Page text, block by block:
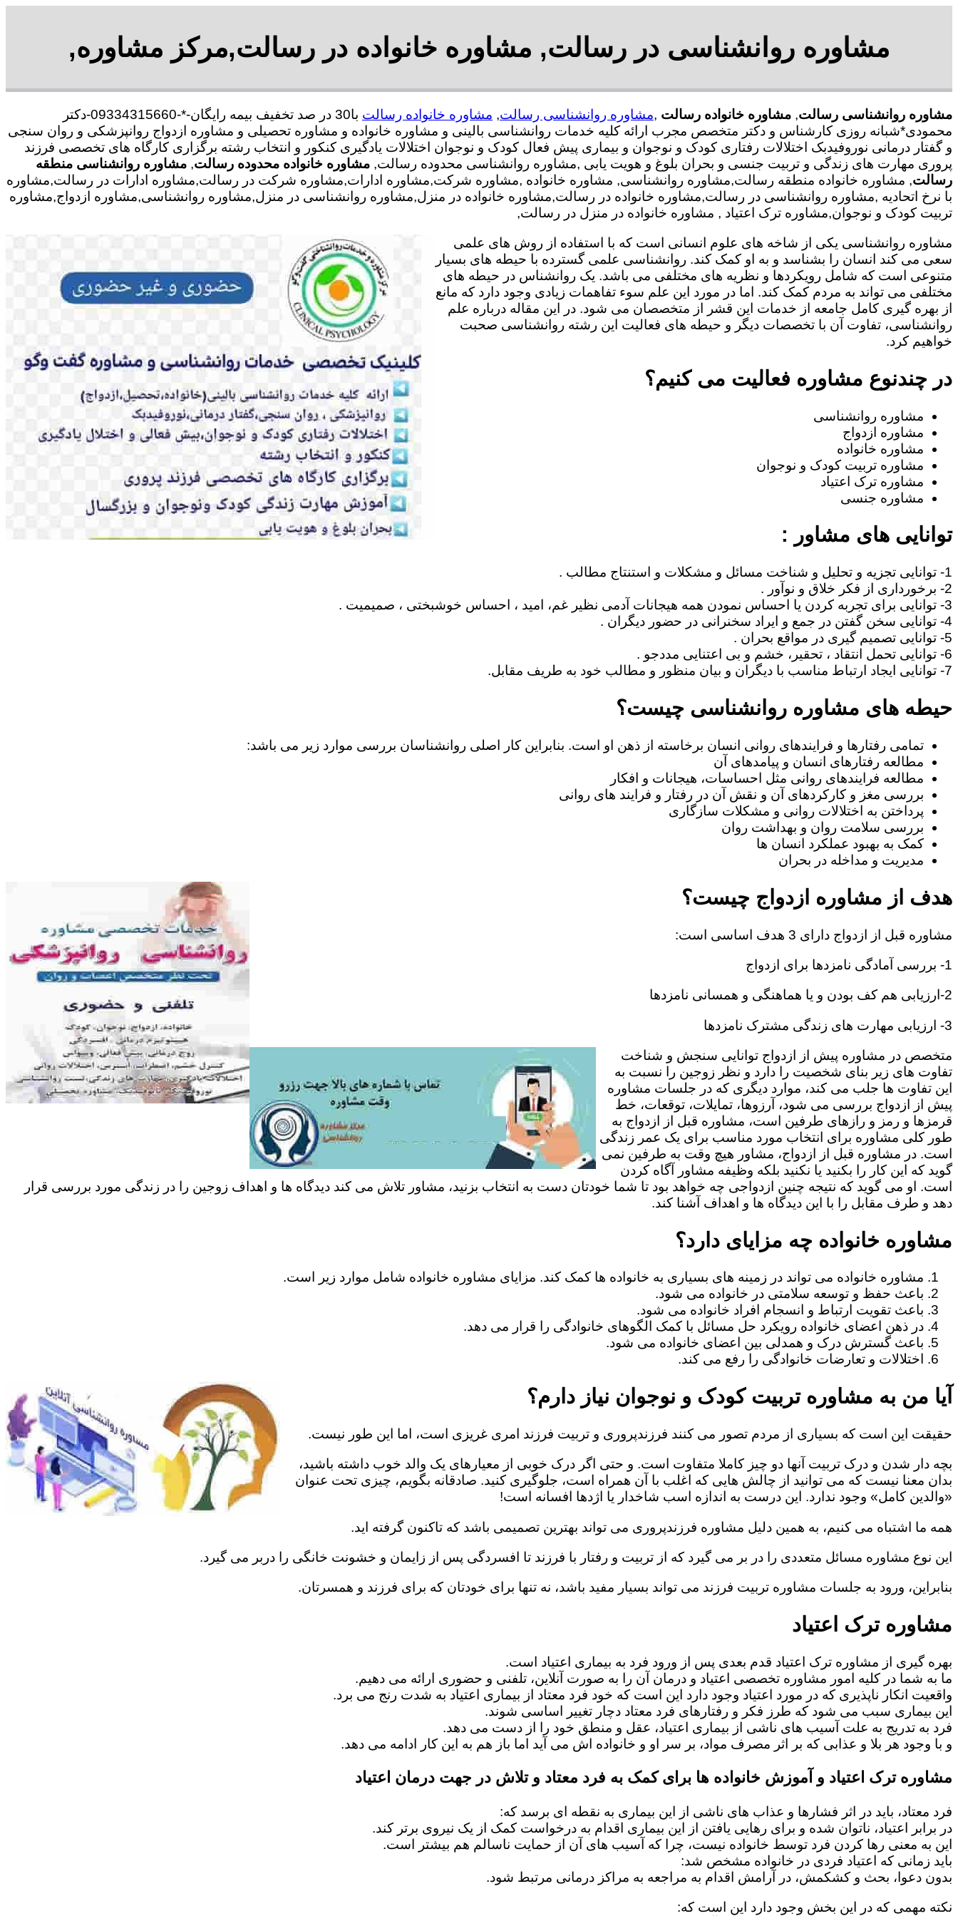
مشاوره روانشناسی در رسالت, مشاوره خانواده در رسالت,مرکز مشاوره,
مشاوره روانشناسی رسالت, مشاوره خانواده رسالت ,مشاوره روانشناسی رسالت, مشاوره خانواده رسالت
با30 در صد تخفیف بیمه رایگان-*-09334315660-دکتر
محمودی*شبانه روزی کارشناس و دکتر متخصص مجرب ارائه کلیه خدمات روانشناسی بالینی و مشاوره خانواده و مشاوره تحصیلی و مشاوره ازدواج روانپزشکی و روان سنجی
و گفتار درمانی نوروفیدبک اختلالات رفتاری کودک و نوجوان و بیماری پیش فعال کودک و نوجوان اختلالات یادگیری کنکور و انتخاب رشته برگزاری کارگاه های تخصصی فرزند
پروری مهارت های زندگی و تربیت جنسی و بحران بلوغ و هویت یابی ,مشاوره روانشناسی محدوده رسالت, مشاوره خانواده محدوده رسالت, مشاوره روانشناسی منطقه
رسالت, مشاوره خانواده منطقه رسالت,مشاوره روانشناسی, مشاوره خانواده ,مشاوره شرکت,مشاوره ادارات,مشاوره شرکت در رسالت,مشاوره ادارات در رسالت,مشاوره
با نرخ اتحادیه ,مشاوره روانشناسی در رسالت,مشاوره خانواده در رسالت,مشاوره خانواده در منزل,مشاوره روانشناسی در منزل,مشاوره روانشناسی,مشاوره ازدواج,مشاوره
تربیت کودک و نوجوان,مشاوره ترک اعتیاد , مشاوره خانواده در منزل در رسالت,
مشاوره روانشناسی یکی از شاخه های علوم انسانی است که با استفاده از روش های علمی
سعی می کند انسان را بشناسد و به او کمک کند. روانشناسی علمی گسترده با حیطه های بسیار
متنوعی است که شامل رویکردها و نظریه های مختلفی می باشد. یک روانشناس در حیطه های
مختلفی می تواند به مردم کمک کند. اما در مورد این علم سوء تفاهمات زیادی وجود دارد که مانع
از بهره گیری کامل جامعه از خدمات این قشر از متخصصان می شود. در این مقاله درباره علم
روانشناسی، تفاوت آن با تخصصات دیگر و حیطه های فعالیت این رشته روانشناسی صحبت
خواهیم کرد.
در چندنوع مشاوره فعالیت می کنیم؟
مشاوره روانشناسی
مشاوره ازدواج
مشاوره خانواده
مشاوره تربیت کودک و نوجوان
مشاوره ترک اعتیاد
مشاوره جنسی
توانایی های مشاور :
1- توانایی تجزیه و تحلیل و شناخت مسائل و مشکلات و استنتاج مطالب .
2- برخورداری از فکر خلاق و نوآور .
3- توانایی برای تجربه کردن یا احساس نمودن همه هیجانات آدمی نظیر غم، امید ، احساس خوشبختی ، صمیمیت .
4- توانایی سخن گفتن در جمع و ایراد سخنرانی در حضور دیگران .
5- توانایی تصمیم گیری در مواقع بحران .
6- توانایی تحمل انتقاد ، تحقیر، خشم و بی اعتنایی مددجو .
7- توانایی ایجاد ارتباط مناسب با دیگران و بیان منظور و مطالب خود به طریف مقابل.
حیطه های مشاوره روانشناسی چیست؟
تمامی رفتارها و فرایندهای روانی انسان برخاسته از ذهن او است. بنابراین کار اصلی روانشناسان بررسی موارد زیر می باشد:
مطالعه رفتارهای انسان و پیامدهای آن
مطالعه فرایندهای روانی مثل احساسات، هیجانات و افکار
بررسی مغز و کارکردهای آن و نقش آن در رفتار و فرایند های روانی
پرداختن به اختلالات روانی و مشکلات سازگاری
بررسی سلامت روان و بهداشت روان
کمک به بهبود عملکرد انسان ها
مدیریت و مداخله در بحران
هدف از مشاوره ازدواج چیست؟
مشاوره قبل از ازدواج دارای 3 هدف اساسی است:
1- بررسی آمادگی نامزدها برای ازدواج
2-ارزیابی هم کف بودن و یا هماهنگی و همسانی نامزدها
3- ارزیابی مهارت های زندگی مشترک نامزدها
متخصص در مشاوره پیش از ازدواج توانایی سنجش و شناخت
تفاوت های زیر بنای شخصیت را دارد و نظر زوجین را نسبت به
این تفاوت ها جلب می کند، موارد دیگری که در جلسات مشاوره
پیش از ازدواج بررسی می شود، آرزوها، تمایلات، توقعات، خط
قرمزها و رمز و رازهای طرفین است، مشاوره قبل از ازدواج به
طور کلی مشاوره برای انتخاب مورد مناسب برای یک عمر زندگی
است. در مشاوره قبل از ازدواج، مشاور هیچ وقت به طرفین نمی
گوید که این کار را بکنید یا نکنید بلکه وظیفه مشاور آگاه کردن
است. او می گوید که نتیجه چنین ازدواجی چه خواهد بود تا شما خودتان دست به انتخاب بزنید، مشاور تلاش می کند دیدگاه ها و اهداف زوجین را در زندگی مورد بررسی قرار
دهد و طرف مقابل را با این دیدگاه ها و اهداف آشنا کند.
مشاوره خانواده چه مزایای دارد؟
مشاوره خانواده می تواند در زمینه های بسیاری به خانواده ها کمک کند. مزایای مشاوره خانواده شامل موارد زیر است.
باعث حفظ و توسعه سلامتی در خانواده می شود.
باعث تقویت ارتباط و انسجام افراد خانواده می شود.
در ذهن اعضای خانواده رویکرد حل مسائل با کمک الگوهای خانوادگی را قرار می دهد.
باعث گسترش درک و همدلی بین اعضای خانواده می شود.
اختلالات و تعارضات خانوادگی را رفع می کند.
آیا من به مشاوره تربیت کودک و نوجوان نیاز دارم؟
حقیقت این است که بسیاری از مردم تصور می کنند فرزندپروری و تربیت فرزند امری غریزی است، اما این طور نیست.
بچه دار شدن و درک تربیت آنها دو چیز کاملا متفاوت است. و حتی اگر درک خوبی از معیارهای یک والد خوب داشته باشید،
بدان معنا نیست که می توانید از چالش هایی که اغلب با آن همراه است، جلوگیری کنید. صادقانه بگویم، چیزی تحت عنوان
«والدین کامل» وجود ندارد. این درست به اندازه اسب شاخدار یا اژدها افسانه است!
همه ما اشتباه می کنیم، به همین دلیل مشاوره فرزندپروری می تواند بهترین تصمیمی باشد که تاکنون گرفته اید.
این نوع مشاوره مسائل متعددی را در بر می گیرد که از تربیت و رفتار با فرزند تا افسردگی پس از زایمان و خشونت خانگی را دربر می گیرد.
بنابراین، ورود به جلسات مشاوره تربیت فرزند می تواند بسیار مفید باشد، نه تنها برای خودتان که برای فرزند و همسرتان.
مشاوره ترک اعتیاد
بهره گیری از مشاوره ترک اعتیاد قدم بعدی پس از ورود فرد به بیماری اعتیاد است.
ما به شما در کلیه امور مشاوره تخصصی اعتیاد و درمان آن را به صورت آنلاین، تلفنی و حضوری ارائه می دهیم.
واقعیت انکار ناپذیری که در مورد اعتیاد وجود دارد این است که خود فرد معتاد از بیماری اعتیاد به شدت رنج می برد.
این بیماری سبب می شود که طرز فکر و رفتارهای فرد معتاد دچار تغییر اساسی شوند.
فرد به تدریج به علت آسیب های ناشی از بیماری اعتیاد، عقل و منطق خود را از دست می دهد.
و با وجود هر بلا و عذابی که بر اثر مصرف مواد، بر سر او و خانواده اش می آید اما باز هم به این کار ادامه می دهد.
مشاوره ترک اعتیاد و آموزش خانواده ها برای کمک به فرد معتاد و تلاش در جهت درمان اعتیاد
فرد معتاد، باید در اثر فشارها و عذاب های ناشی از این بیماری به نقطه ای برسد که:
در برابر اعتیاد، ناتوان شده و برای رهایی یافتن از این بیماری اقدام به درخواست کمک از یک نیروی برتر کند.
این به معنی رها کردن فرد توسط خانواده نیست، چرا که آسیب های آن از حمایت ناسالم هم بیشتر است.
باید زمانی که اعتیاد فردی در خانواده مشخص شد:
بدون دعوا، بحث و کشکمش، در آرامش اقدام به مراجعه به مراکز درمانی مرتبط شود.
نکته مهمی که در این بخش وجود دارد این است که: